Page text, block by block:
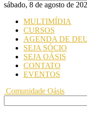
sábado, 8 de agosto de
MULTIMÍDIA
CURSOS
AGENDA DE
SEJA SÓCIO
SEJA OÁSIS
CONTATO
EVENTOS
Comunidade Oásis